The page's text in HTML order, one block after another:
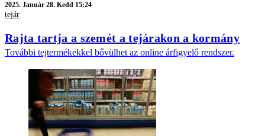
2025. Január 28. Kedd 15:24
tejár
Rajta tartja a szemét a tejárakon a kormány
További tejtermékekkel bővülhet az online árfigyelő rendszer.